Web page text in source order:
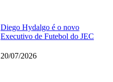
Diego Hydalgo é o novo
Executivo de Futebol do JEC
20/07/2026